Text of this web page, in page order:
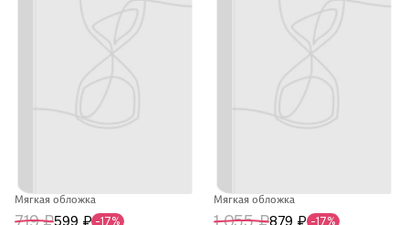
Мягкая обложка
599 ₽ -17%
Мягкая обложка
879 ₽ -17%